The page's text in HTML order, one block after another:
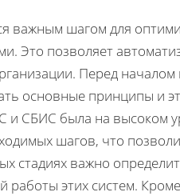
важным шагом для
Это позволяет
Перед
основные принципы и
и СБИС была на высоком
шагов, что
стадиях важно
этих систем.